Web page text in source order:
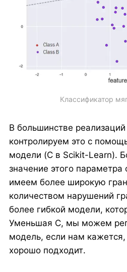
Классификатор
В большинстве
контролируем это с
модели (C в Scikit-Learn).
значение этого
имеем более широкую
количеством нарушений
более гибкой модели,
Уменьшая C, мы можем
модель, если нам
хорошо подходит.